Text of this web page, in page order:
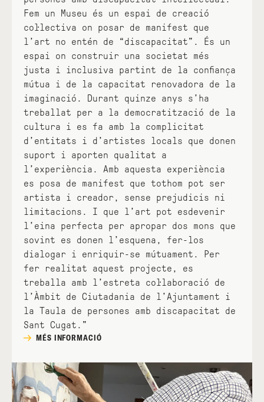
Fem un Museu és un espai de creació
col·lectiva on posar de manifest que
l’art no entén de “discapacitat”. És un
espai on construir una societat més
justa i inclusiva partint de la confiança
mútua i de la capacitat renovadora de la
imaginació. Durant quinze anys s’ha
treballat per a la democratització de la
cultura i es fa amb la complicitat
d’entitats i d’artistes locals que donen
suport i aporten qualitat a
l’experiència. Amb aquesta experiència
es posa de manifest que tothom pot ser
artista i creador, sense prejudicis ni
limitacions. I que l’art pot esdevenir
l’eina perfecta per apropar dos mons que
sovint es donen l’esquena, fer-los
dialogar i enriquir-se mútuament. Per
fer realitat aquest projecte, es
treballa amb l’estreta col·laboració de
l’Àmbit de Ciutadania de l’Ajuntament i
la Taula de persones amb discapacitat de
Sant Cugat."
MÉS INFORMACIÓ